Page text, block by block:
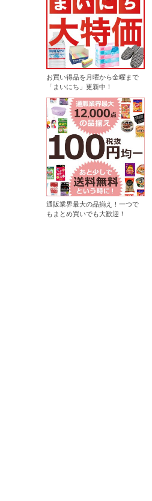
お買い得品を月曜から金曜まで
「まいにち」更新中！
通販業界最大の品揃え！一つで
もまとめ買いでも大歓迎！